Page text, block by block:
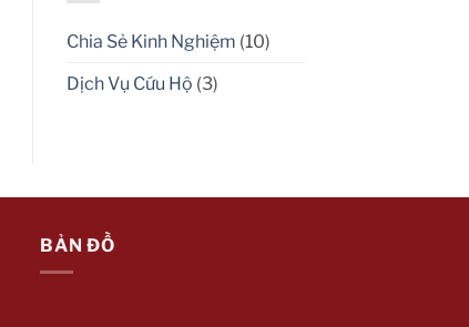
cần
Để
Xe
Bạn
Chia Sẻ Kinh Nghiệm (10)
Dịch Vụ Cứu Hộ (3)
BẢN ĐỒ